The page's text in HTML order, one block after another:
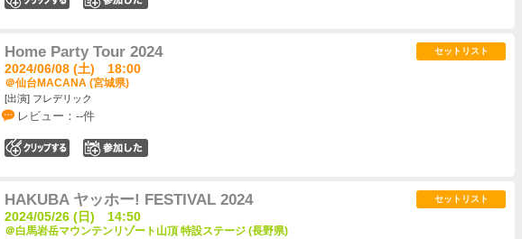
Home Party Tour 2024
2024/06/08 (土) 18:00
＠仙台MACANA (宮城県)
[出演] フレデリック
レビュー：--件
セットリスト
HAKUBA ヤッホー! FESTIVAL 2024
2024/05/26 (日) 14:50
＠白馬岩岳マウンテンリゾート山頂 特設ステージ (長野県)
セットリスト